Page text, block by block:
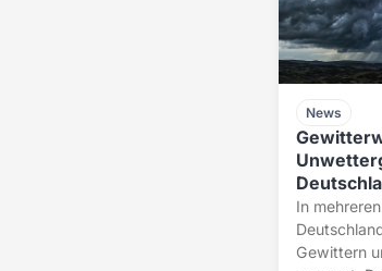
News
In
Gewittern